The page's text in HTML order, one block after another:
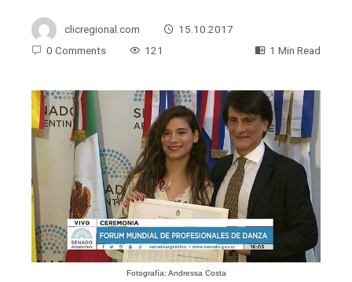
clicregional.com
15.10.2017
0 Comments
121 1 Min Read
Fotografía: Andressa Costa